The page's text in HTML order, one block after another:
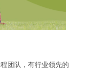
团队，有行业领先的